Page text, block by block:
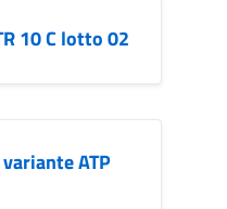
10 C lotto 02
ATP